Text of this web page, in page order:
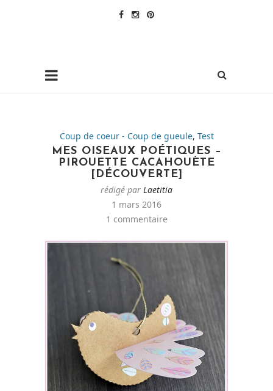
Coup de coeur - Coup de gueule, Test
MES OISEAUX POÉTIQUES –
PIROUETTE CACAHOUÈTE
[DÉCOUVERTE]
rédigé par Laetitia
1 mars 2016
1 commentaire